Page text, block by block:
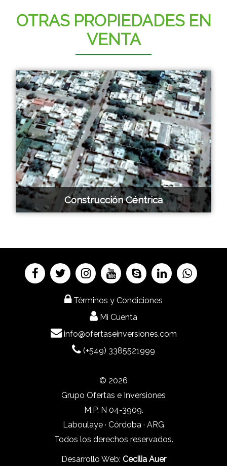
OTRAS PROPIEDADES EN
VENTA
Construcción Céntrica
Términos y Condiciones
Mi Cuenta
info@ofertaseinversiones.com
(+549) 3385521999
© 2026
Grupo Ofertas e Inversiones
M.P. N 04-3909.
Laboulaye · Córdoba · ARG
Todos los derechos reservados.
Desarrollo Web: Cecilia Auer